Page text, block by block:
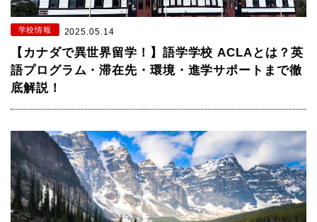
学校情報 2025.05.14
【カナダで異世界留学！】語学学校 ACLAとは？英
語プログラム・滞在先・環境・進学サポートまで徹
底解説！